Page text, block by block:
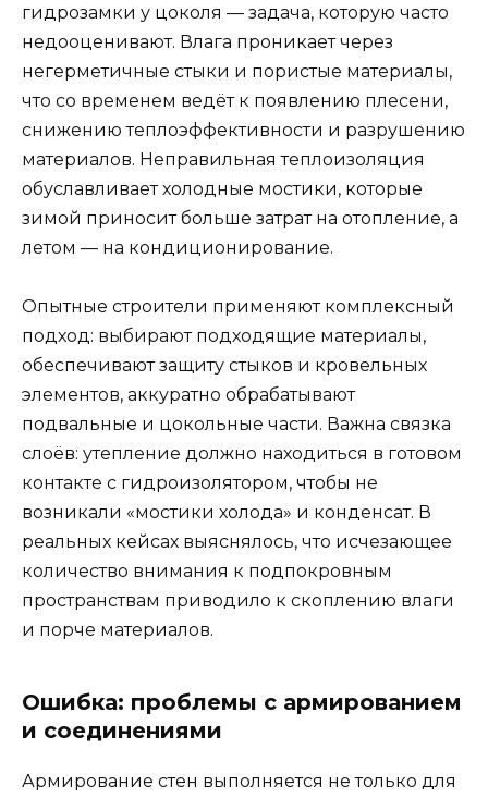
гидрозамки у цоколя — задача, которую часто
недооценивают. Влага проникает через
негерметичные стыки и пористые материалы,
что со временем ведёт к появлению плесени,
снижению теплоэффективности и разрушению
материалов. Неправильная теплоизоляция
обуславливает холодные мостики, которые
зимой приносит больше затрат на отопление, а
летом — на кондиционирование.
Опытные строители применяют комплексный
подход: выбирают подходящие материалы,
обеспечивают защиту стыков и кровельных
элементов, аккуратно обрабатывают
подвальные и цокольные части. Важна связка
слоёв: утепление должно находиться в готовом
контакте с гидроизолятором, чтобы не
возникали «мостики холода» и конденсат. В
реальных кейсах выяснялось, что исчезающее
количество внимания к подпокровным
пространствам приводило к скоплению влаги
и порче материалов.
Ошибка: проблемы с армированием
и соединениями
Армирование стен выполняется не только для